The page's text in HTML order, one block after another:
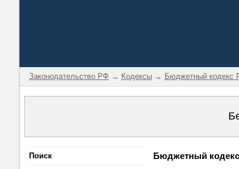
Законодательство РФ → Кодексы → Бюджетный кодекс
Поиск Бюджетный кодекс